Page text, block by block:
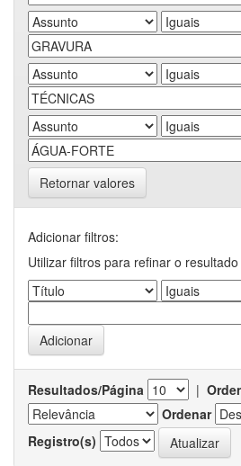
Retornar valores
Adicionar filtros:
Utilizar filtros para refinar o
Resultados/Página |
Ordenar
Registro(s)